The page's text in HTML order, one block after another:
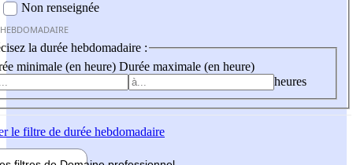
Non renseignée
la durée hebdomadaire :
minimale (en heure) Durée maximale (en heure)
heures
le filtre de durée hebdomadaire